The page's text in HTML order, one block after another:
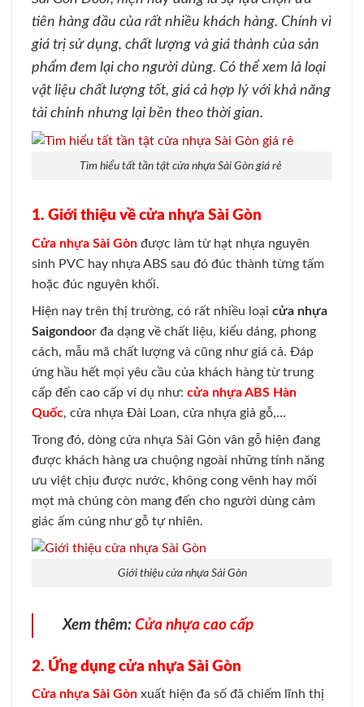
tiên hàng đầu của rất nhiều khách hàng. Chính vì
giá trị sử dụng, chất lượng và giá thành của sản
phẩm đem lại cho người dùng. Có thể xem là loại
vật liệu chất lượng tốt, giá cả hợp lý với khả năng
tài chính nhưng lại bền theo thời gian.
Tìm hiểu tất tần tật cửa nhựa Sài Gòn giá rẻ
1. Giới thiệu về cửa nhựa Sài Gòn
Cửa nhựa Sài Gòn được làm từ hạt nhựa nguyên
sinh PVC hay nhựa ABS sau đó đúc thành từng tấm
hoặc đúc nguyên khối.
Hiện nay trên thị trường, có rất nhiều loại cửa nhựa
Saigondoor đa dạng về chất liệu, kiểu dáng, phong
cách, mẫu mã chất lượng và cũng như giá cả. Đáp
ứng hầu hết mọi yêu cầu của khách hàng từ trung
cấp đến cao cấp ví dụ như: cửa nhựa ABS Hàn
Quốc, cửa nhựa Đài Loan, cửa nhựa giả gỗ,…
Trong đó, dòng cửa nhựa Sài Gòn vân gỗ hiện đang
được khách hàng ưa chuộng ngoài những tính năng
ưu việt chịu được nước, không cong vênh hay mối
mọt mà chúng còn mang đến cho người dùng cảm
giác ấm cúng như gỗ tự nhiên.
Giới thiệu cửa nhựa Sài Gòn
Xem thêm: Cửa nhựa cao cấp
2. Ứng dụng cửa nhựa Sài Gòn
Cửa nhựa Sài Gòn xuất hiện đa số đã chiếm lĩnh thị